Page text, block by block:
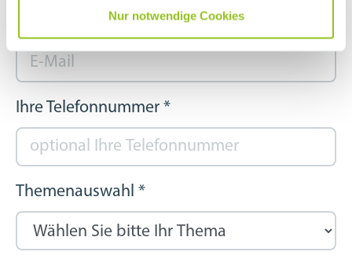
Nur notwendige Cookies
Ihre E-Mail Adresse*
Ihre Telefonnummer *
Themenauswahl *